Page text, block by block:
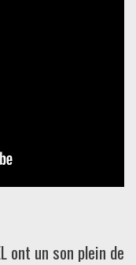
ont un son plein de